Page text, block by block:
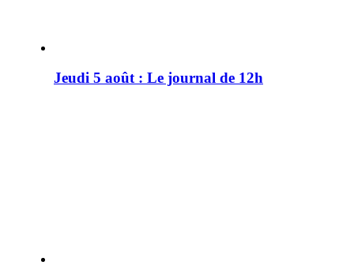
Jeudi 5 août : Le journal de 12h